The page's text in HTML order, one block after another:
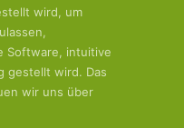
wird, um
Software, intuitive
gestellt wird. Das
wir uns über